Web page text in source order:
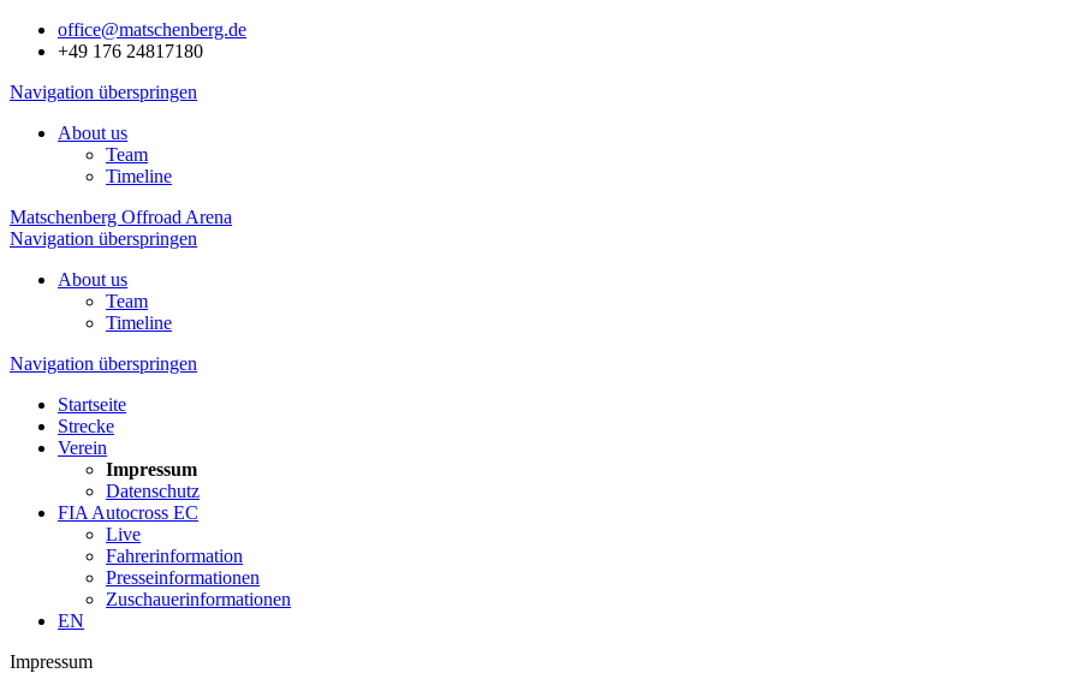
office@matschenberg.de
+49 176 24817180
Navigation überspringen
About us
Team
Timeline
Matschenberg Offroad Arena
Navigation überspringen
About us
Team
Timeline
Navigation überspringen
Startseite
Strecke
Verein
Impressum
Datenschutz
FIA Autocross EC
Live
Fahrerinformation
Presseinformationen
Zuschauerinformationen
EN
Impressum